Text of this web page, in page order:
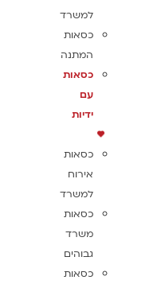
למשרד
כסאות
המתנה
כסאות
עם
ידיות
כסאות
אירוח
למשרד
כסאות
משרד
גבוהים
כסאות